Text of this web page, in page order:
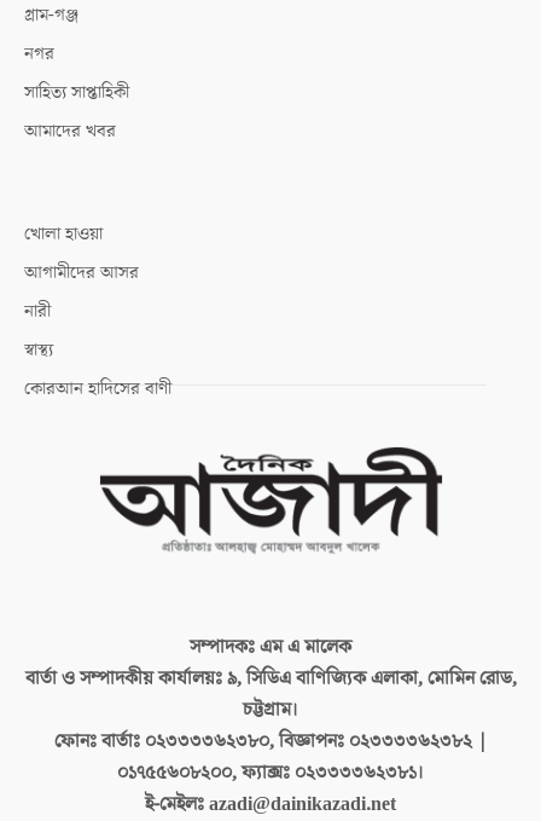
গ্রাম-গঞ্জ
নগর
সাহিত্য সাপ্তাহিকী
আমাদের খবর
খোলা হাওয়া
আগামীদের আসর
নারী
স্বাস্থ্য
কোরআন হাদিসের বাণী
সম্পাদকঃএম এ মালেক
বার্তা ও সম্পাদকীয় কার্যালয়ঃ৯, সিডিএ বাণিজ্যিক এলাকা, মোমিন রোড,
চট্টগ্রাম।
ফোনঃ বার্তাঃ ০২৩৩৩৩৬২৩৮০, বিজ্ঞাপনঃ ০২৩৩৩৩৬২৩৮২ |
০১৭৫৫৬০৮২০০, ফ্যাক্সঃ ০২৩৩৩৩৬২৩৮১।
ই-মেইলঃazadi@dainikazadi.net